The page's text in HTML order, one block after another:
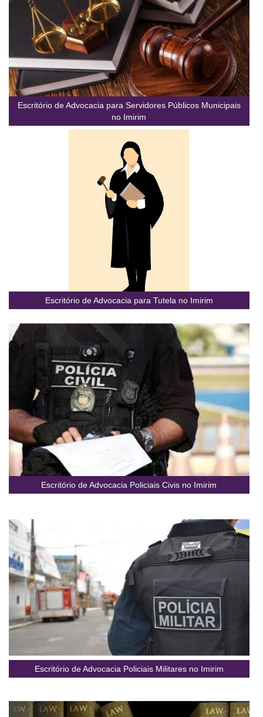
Escritório de Advocacia para Servidores Públicos Municipais
no Imirim
Escritório de Advocacia para Tutela no Imirim
Escritório de Advocacia Policiais Civis no Imirim
Escritório de Advocacia Policiais Militares no Imirim